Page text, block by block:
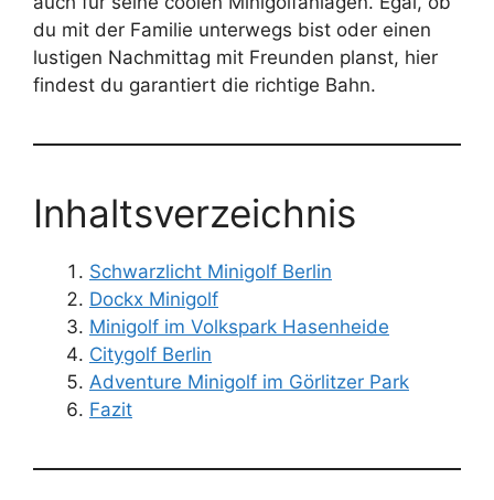
du mit der Familie unterwegs bist oder einen
lustigen Nachmittag mit Freunden planst, hier
findest du garantiert die richtige Bahn.
Inhaltsverzeichnis
Schwarzlicht Minigolf Berlin
Dockx Minigolf
Minigolf im Volkspark Hasenheide
Citygolf Berlin
Adventure Minigolf im Görlitzer Park
Fazit